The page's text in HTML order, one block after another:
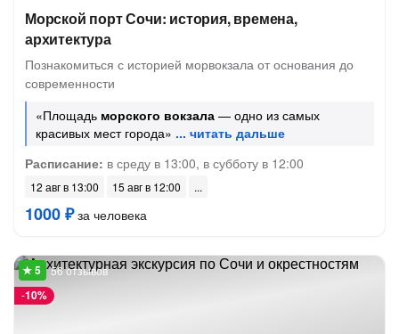
Морской порт Сочи: история, времена,
архитектура
Познакомиться с историей морвокзала от основания до
современности
«Площадь морского вокзала — одно из самых
красивых мест города»
Расписание: в среду в 13:00, в субботу в 12:00
12 авг в 13:00 15 авг в 12:00
1000 ₽за человека
-10%
56 отзывов